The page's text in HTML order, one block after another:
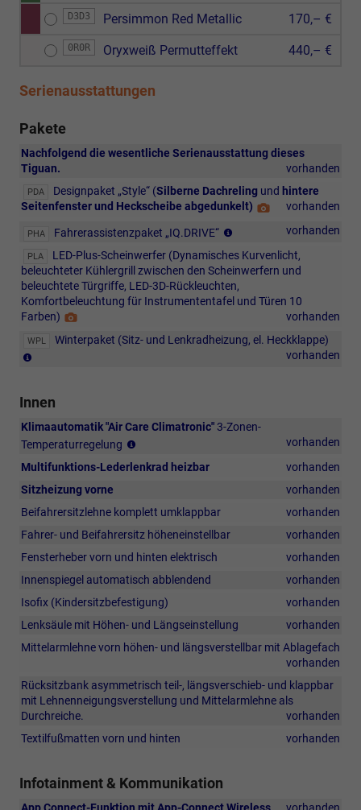
D3D3 Persimmon Red Metallic 170,– €
0R0R Oryxweiß Permutteffekt 440,– €
Serienausstattungen
Pakete
Nachfolgend die wesentliche Serienausstattung dieses
Tiguan.
vorhanden
PDA Designpaket „Style“ (Silberne Dachreling und hintere
Seitenfenster und Heckscheibe abgedunkelt)
Detail
vorhanden
PHA Fahrerassistenzpaket „IQ.DRIVE“
Fahrerassistenz
Assist“,
Notfallassistent
„Emergency
Assist“,
Rundumkamera
Funktion
Parkassistenten
verstellbare,
beheizbare
Außenspiegel
Memory-
Funktion
Abblendfunktion
auf
Fahrerseite,
vorhanden
PLA
LED-Plus-Scheinwerfer (Dynamisches Kurvenlicht,
beleuchteter Kühlergrill zwischen den Scheinwerfern und
beleuchtete Türgriffe, LED-3D-Rückleuchten,
Komfortbeleuchtung für Instrumententafel und Türen 10
Farben)
vorhanden
WPL
Winterpaket (Sitz- und Lenkradheizung, el. Heckklappe)
mit
beheizbare
Vordersitze,
sensorgesteuerte
und
elektrische
vorhanden
Innen
Klimaautomatik "Air Care Climatronic" 3-Zonen-
Temperaturregelung
Kombifilter
und
3-
Temperaturregelung)
vorhanden
Multifunktions-Lederlenkrad heizbar
vorhanden
Sitzheizung vorne
vorhanden
Beifahrersitzlehne komplett umklappbar
vorhanden
Fahrer- und Beifahrersitz höheneinstellbar
vorhanden
Fensterheber vorn und hinten elektrisch
vorhanden
Innenspiegel automatisch abblendend
vorhanden
Isofix (Kindersitzbefestigung)
vorhanden
Lenksäule mit Höhen- und Längseinstellung
vorhanden
Mittelarmlehne vorn höhen- und längsverstellbar mit Ablagefach
vorhanden
Rücksitzbank asymmetrisch teil-, längsverschieb- und klappbar
mit Lehnenneigungsverstellung und Mittelarmlehne als
Durchreiche.
vorhanden
Textilfußmatten vorn und hinten
vorhanden
Infotainment & Kommunikation